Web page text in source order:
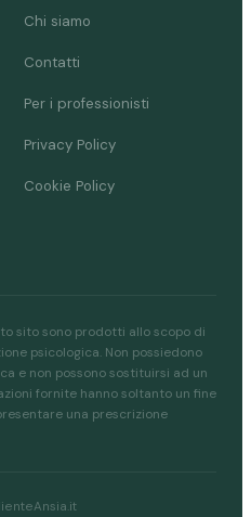
Chi siamo
Contatti
Per i professionisti
Privacy Policy
Cookie Policy
sito sono prodotti allo scopo di
psicologica. Non possiedono
e non possono sostituirsi ad un
fornite hanno soltanto un fine
una prescrizione